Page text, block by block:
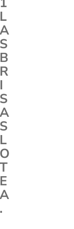
L
A
S
B
R
I
S
A
S
L
O
T
E
A
.